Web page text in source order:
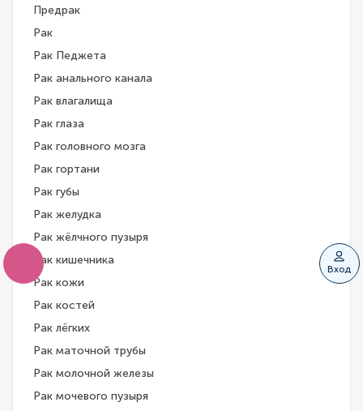
Вход
Предрак
Рак
Рак Педжета
Рак анального канала
Рак влагалища
Рак глаза
Рак головного мозга
Рак гортани
Рак губы
Рак желудка
Рак жёлчного пузыря
Рак кишечника
Рак кожи
Рак костей
Рак лёгких
Рак маточной трубы
Рак молочной железы
Рак мочевого пузыря